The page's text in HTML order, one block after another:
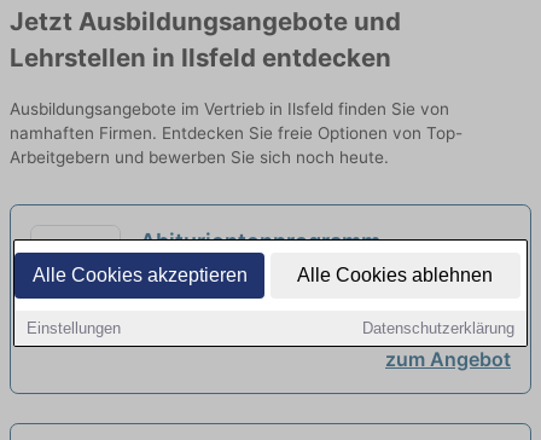
Alle Cookies akzeptieren Alle Cookies ablehnen
Einstellungen Datenschutzerklärung
Jetzt Ausbildungsangebote und
Lehrstellen in Ilsfeld entdecken
Ausbildungsangebote im Vertrieb in Ilsfeld finden Sie von
namhaften Firmen. Entdecken Sie freie Optionen von Top-
Arbeitgebern und bewerben Sie sich noch heute.
Abiturientenprogramm
Bankkaufmann vertriebsorientiert
+ Bankfachwirt-SBW (m/w/d)
Ausbildungsstart 2026 neu
Deine Aufgaben | Stuttgart
zum Angebot